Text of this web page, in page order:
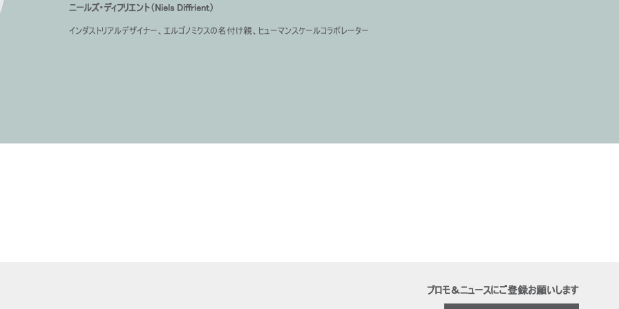
ニールズ・ディフリエント（Niels Diffrient）
インダストリアルデザイナー、エルゴノミクスの名付け親、ヒューマンスケールコラボレーター
プロモ＆ニュースにご登録お願いします